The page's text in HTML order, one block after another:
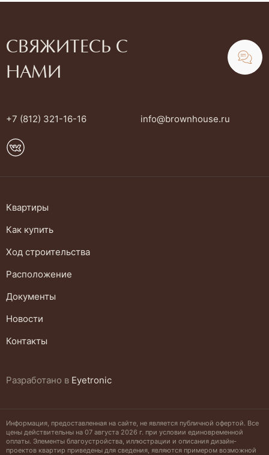
СВЯЖИТЕСЬ С
НАМИ
+7 (812) 321-16-16 info@brownhouse.ru
Квартиры
Как купить
Ход строительства
Расположение
Документы
Новости
Контакты
Разработано в Eyetronic
Информация, предоставленная на сайте, не является публичной офертой. Все
цены действительны на 07 августа 2026 г. при условии единовременной
оплаты. Элементы благоустройства, иллюстрации и описания дизайн-
проектов квартир приведены для сведения, являются примером возможной